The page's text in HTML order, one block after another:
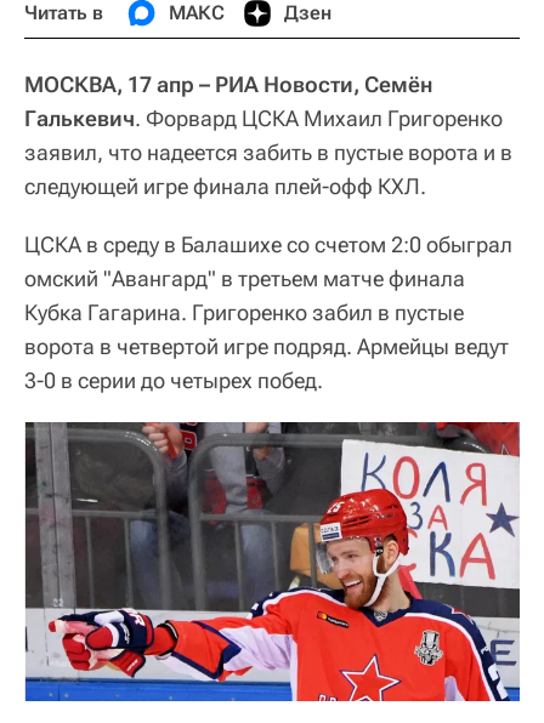
Читать в МАКС Дзен
МОСКВА, 17 апр – РИА Новости, Семён
Галькевич. Форвард ЦСКА Михаил Григоренко
заявил, что надеется забить в пустые ворота и в
следующей игре финала плей-офф КХЛ.
ЦСКА в среду в Балашихе со счетом 2:0 обыграл
омский "Авангард" в третьем матче финала
Кубка Гагарина. Григоренко забил в пустые
ворота в четвертой игре подряд. Армейцы ведут
3-0 в серии до четырех побед.